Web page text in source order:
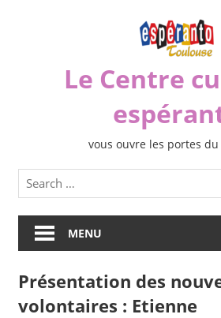
Le Centre
vous ouvre les portes
MENU
Présentation des
volontaires : Etienne